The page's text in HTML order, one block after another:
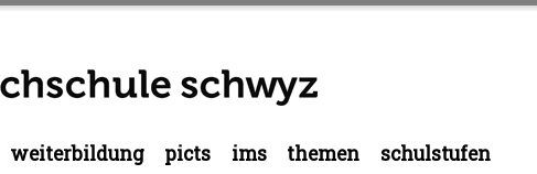
weiterbildung picts ims themen schulstufen